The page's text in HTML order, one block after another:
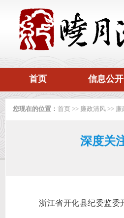
首页 信息公开
您现在的位置： 首页 >> 廉政清风 >> 廉
深度关
浙江省开化县纪委监委